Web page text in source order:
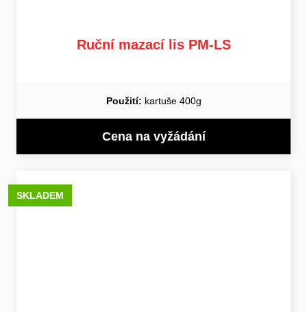
Ruční mazací lis PM-LS
Použití: kartuše 400g
Cena na vyžádání
SKLADEM